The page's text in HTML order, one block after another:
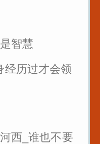
智慧
经历过才会领
西_谁也不要